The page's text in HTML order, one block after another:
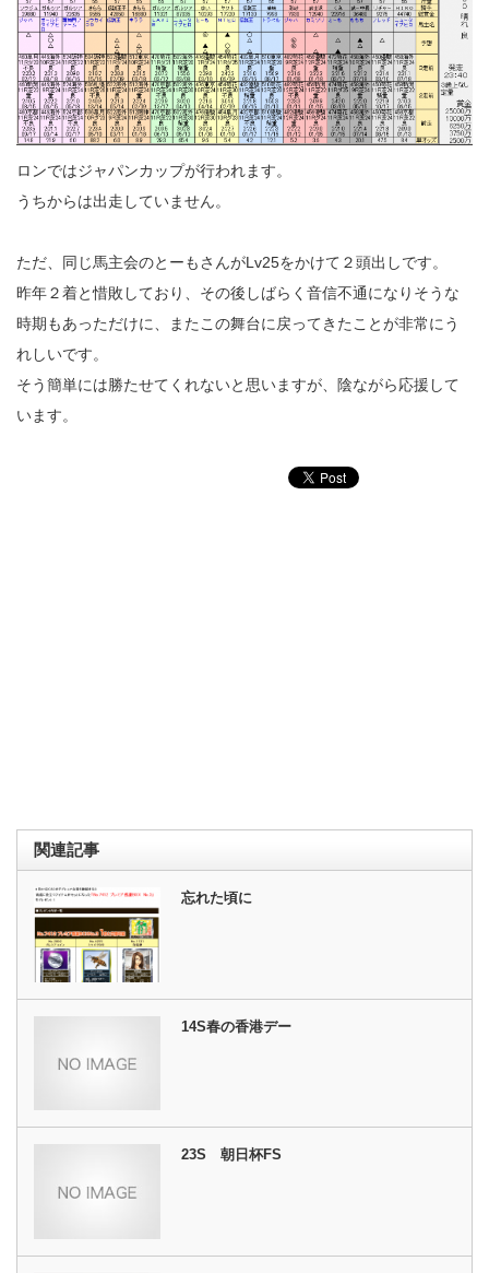
ロンではジャパンカップが行われます。
うちからは出走していません。
ただ、同じ馬主会のとーもさんがLv25をかけて２頭出しです。
昨年２着と惜敗しており、その後しばらく音信不通になりそうな
時期もあっただけに、またこの舞台に戻ってきたことが非常にう
れしいです。
そう簡単には勝たせてくれないと思いますが、陰ながら応援して
います。
関連記事
忘れた頃に
14S春の香港デー
23S 朝日杯FS